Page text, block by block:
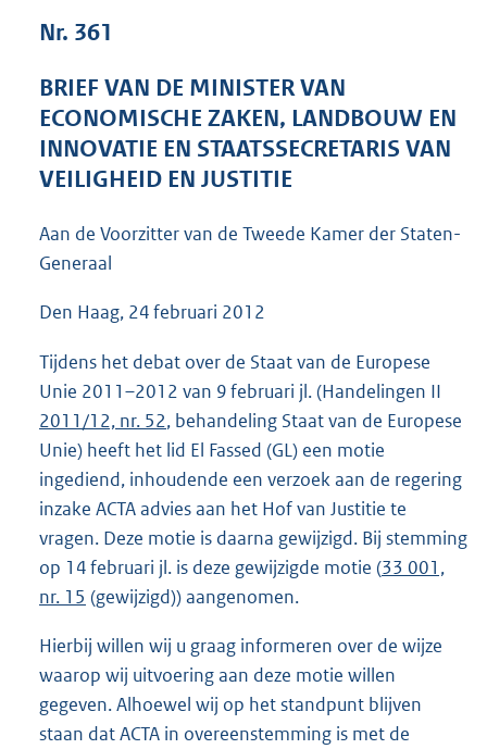
:
4
K
b
Nr. 361
BRIEF VAN DE MINISTER VAN
ECONOMISCHE ZAKEN, LANDBOUW EN
INNOVATIE EN STAATSSECRETARIS VAN
VEILIGHEID EN JUSTITIE
Aan de Voorzitter van de Tweede Kamer der Staten-
Generaal
Den Haag, 24 februari 2012
Tijdens het debat over de Staat van de Europese
Unie 2011–2012 van 9 februari jl. (Handelingen II
2011/12, nr. 52, behandeling Staat van de Europese
Unie) heeft het lid El Fassed (GL) een motie
ingediend, inhoudende een verzoek aan de regering
inzake ACTA advies aan het Hof van Justitie te
vragen. Deze motie is daarna gewijzigd. Bij stemming
op 14 februari jl. is deze gewijzigde motie (33 001,
nr. 15 (gewijzigd)) aangenomen.
Hierbij willen wij u graag informeren over de wijze
waarop wij uitvoering aan deze motie willen
gegeven. Alhoewel wij op het standpunt blijven
staan dat ACTA in overeenstemming is met de